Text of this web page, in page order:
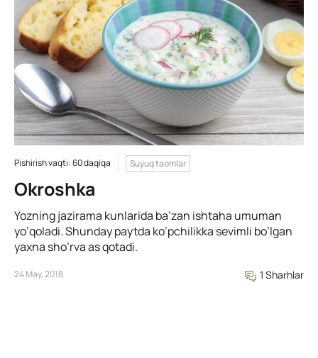
Pishirish vaqti: 60 daqiqa Suyuq taomlar
Okroshka
Yozning jazirama kunlarida ba’zan ishtaha umuman
yo’qoladi. Shunday paytda ko’pchilikka sevimli bo’lgan
yaxna sho’rva as qotadi.
24 May, 2018 1 Sharhlar